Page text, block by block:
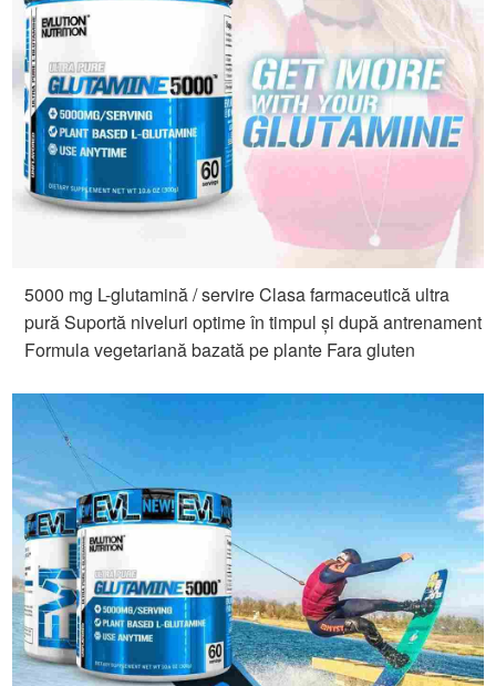
5000 mg L-glutamină / servire Clasa farmaceutică ultra
pură Suportă niveluri optime în timpul și după antrenament
Formula vegetariană bazată pe plante Fara gluten